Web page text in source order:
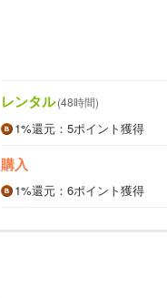
レンタル(48時間)
1%還元 ：5ポイント獲得
購入
1%還元 ：6ポイント獲得